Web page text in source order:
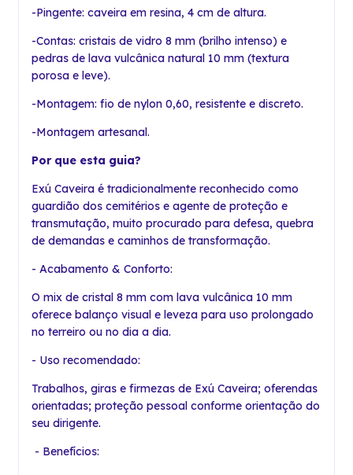
-Pingente: caveira em resina, 4 cm de altura.
-Contas: cristais de vidro 8 mm (brilho intenso) e
pedras de lava vulcânica natural 10 mm (textura
porosa e leve).
-Montagem: fio de nylon 0,60, resistente e discreto.
-Montagem artesanal.
Por que esta guia?
Exú Caveira é tradicionalmente reconhecido como
guardião dos cemitérios e agente de proteção e
transmutação, muito procurado para defesa, quebra
de demandas e caminhos de transformação.
- Acabamento & Conforto:
O mix de cristal 8 mm com lava vulcânica 10 mm
oferece balanço visual e leveza para uso prolongado
no terreiro ou no dia a dia.
- Uso recomendado:
Trabalhos, giras e firmezas de Exú Caveira; oferendas
orientadas; proteção pessoal conforme orientação do
seu dirigente.
- Benefícios: